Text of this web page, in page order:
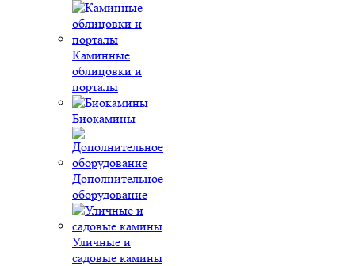
Каминные
облицовки и
порталы
Биокамины
Дополнительное
оборудование
Уличные и
садовые камины